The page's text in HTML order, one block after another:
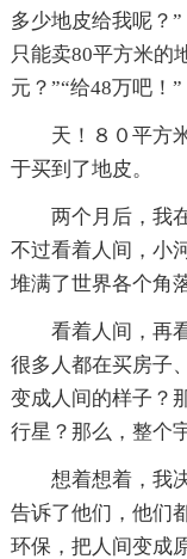
多少地皮给我呢？
只能卖80平方米的
元？”“给48万吧！”
天！８０平方
于买到了地皮。
两个月后，我
不过看着人间，小
堆满了世界各个角
看着人间，再
很多人都在买房子
变成人间的样子？
行星？那么，整个
想着想着，我
告诉了他们，他们
环保，把人间变成